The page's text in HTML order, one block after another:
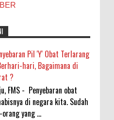
Pil 'Y' Obat Terlarang
hari, Bagaimana di
?
FMS - Penyebaran obat
di negara kita. Sudah
yang ...